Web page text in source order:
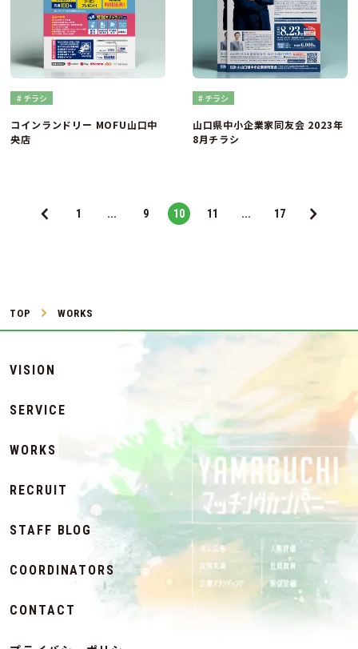
# チラシ
コインランドリー MOFU山口中
央店
# チラシ
山口県中小企業家同友会 2023年
8月チラシ
1 ... 9 10 11 ... 17
TOP WORKS
VISION
SERVICE
WORKS
RECRUIT
STAFF BLOG
COORDINATORS
CONTACT